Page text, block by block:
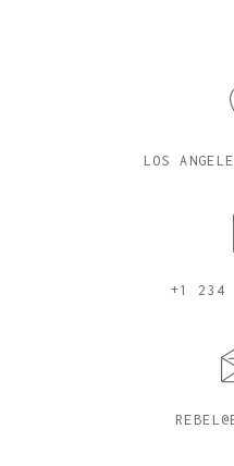
LOS
+1 234